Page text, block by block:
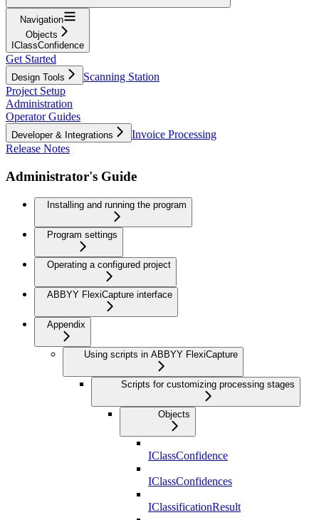
Navigation
Objects
IClassConfidence
Get Started
Design Tools
Scanning Station
Project Setup
Administration
Operator Guides
Developer & Integrations
Invoice Processing
Release Notes
Administrator's Guide
Installing and running the program
Program settings
Operating a configured project
ABBYY FlexiCapture interface
Appendix
Using scripts in ABBYY FlexiCapture
Scripts for customizing processing stages
Objects
IClassConfidence
IClassConfidences
IClassificationResult